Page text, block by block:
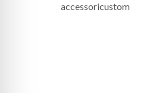
accessoricustom